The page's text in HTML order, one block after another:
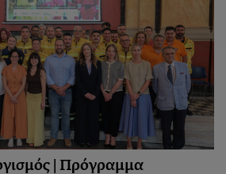
| Πρόγραμμα